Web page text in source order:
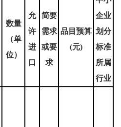
数量
（单
位）
允
许
进
口
简要
需求
或要
求
品目预算
(元)
企业
划分
标准
所属
行业